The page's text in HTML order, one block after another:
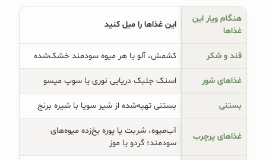
غذاها
این غذاها را میل کنید
قند و شکر کشمش، آلو یا هر میوه سودمند خشک‌شده
غذاهای شور اسنک جلبک دریایی نوری یا سوپ میسو
بستنی بستنی تهیه‌شده از شیر سویا با شیره برنج
غذاهای پرچرب
آب‌میوه، شربت یا پوره یخ‌زده میوه‌های
سودمند؛ گردو یا موز